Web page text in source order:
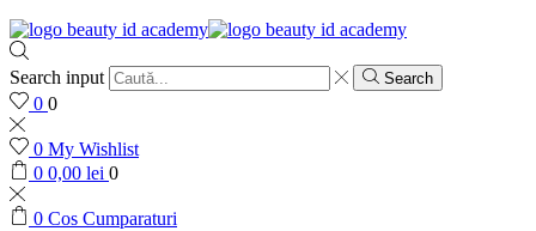
Search input Search
0 0
0 My Wishlist
0 0,00 lei 0
0 Cos Cumparaturi